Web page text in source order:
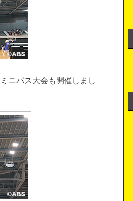
ニバス大会も開催しまし